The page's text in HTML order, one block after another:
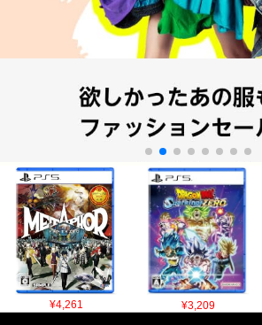
¥4,261 ¥3,209